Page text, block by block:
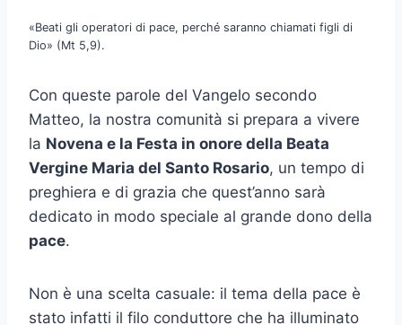
«Beati gli operatori di pace, perché saranno chiamati figli di
Dio» (Mt 5,9).
Con queste parole del Vangelo secondo
Matteo, la nostra comunità si prepara a vivere
la Novena e la Festa in onore della Beata
Vergine Maria del Santo Rosario, un tempo di
preghiera e di grazia che quest’anno sarà
dedicato in modo speciale al grande dono della
pace.
Non è una scelta casuale: il tema della pace è
stato infatti il filo conduttore che ha illuminato